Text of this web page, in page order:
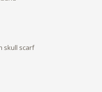
skull scarf